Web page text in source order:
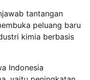
tantangan
peluang baru
kimia berbasis
Indonesia